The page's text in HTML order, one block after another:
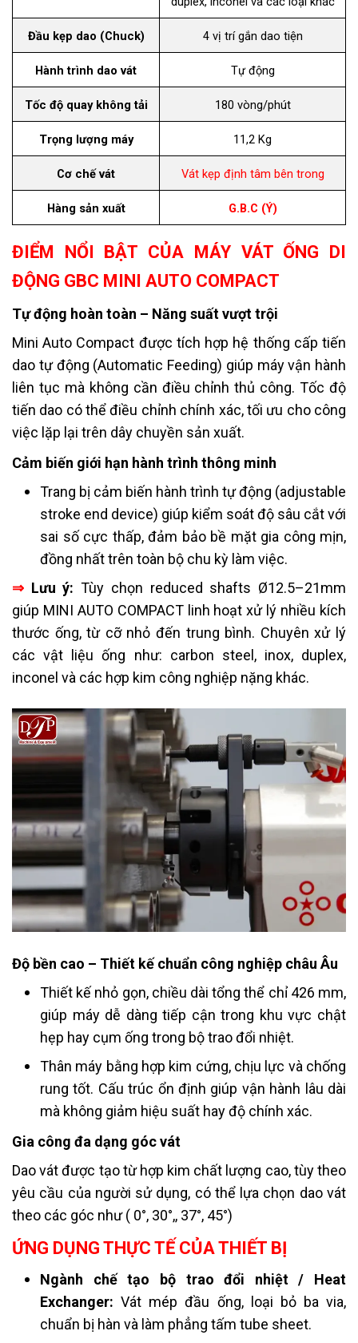
Đầu kẹp dao (Chuck) 4 vị trí gắn dao tiện
Hành trình dao vát Tự động
Tốc độ quay không tải 180 vòng/phút
Trọng lượng máy 11,2 Kg
Cơ chế vát Vát kẹp định tâm bên trong
Hàng sản xuất G.B.C (Ý)
ĐIỂM NỔI BẬT CỦA MÁY VÁT ỐNG DI
ĐỘNG GBC MINI AUTO COMPACT
Tự động hoàn toàn – Năng suất vượt trội
Mini Auto Compact được tích hợp hệ thống cấp tiến
dao tự động (Automatic Feeding) giúp máy vận hành
liên tục mà không cần điều chỉnh thủ công. Tốc độ
tiến dao có thể điều chỉnh chính xác, tối ưu cho công
việc lặp lại trên dây chuyền sản xuất.
Cảm biến giới hạn hành trình thông minh
Trang bị cảm biến hành trình tự động (adjustable
stroke end device) giúp kiểm soát độ sâu cắt với
sai số cực thấp, đảm bảo bề mặt gia công mịn,
đồng nhất trên toàn bộ chu kỳ làm việc.
⇒ Lưu ý: Tùy chọn reduced shafts Ø12.5–21mm
giúp MINI AUTO COMPACT linh hoạt xử lý nhiều kích
thước ống, từ cỡ nhỏ đến trung bình. Chuyên xử lý
các vật liệu ống như: carbon steel, inox, duplex,
inconel và các hợp kim công nghiệp nặng khác.
Độ bền cao – Thiết kế chuẩn công nghiệp châu Âu
Thiết kế nhỏ gọn, chiều dài tổng thể chỉ 426 mm,
giúp máy dễ dàng tiếp cận trong khu vực chật
hẹp hay cụm ống trong bộ trao đổi nhiệt.
Thân máy bằng hợp kim cứng, chịu lực và chống
rung tốt. Cấu trúc ổn định giúp vận hành lâu dài
mà không giảm hiệu suất hay độ chính xác.
Gia công đa dạng góc vát
Dao vát được tạo từ hợp kim chất lượng cao, tùy theo
yêu cầu của người sử dụng, có thể lựa chọn dao vát
theo các góc như ( 0°, 30°,, 37°, 45°)
ỨNG DỤNG THỰC TẾ CỦA THIẾT BỊ
Ngành chế tạo bộ trao đổi nhiệt / Heat
Exchanger: Vát mép đầu ống, loại bỏ ba via,
chuẩn bị hàn và làm phẳng tấm tube sheet.